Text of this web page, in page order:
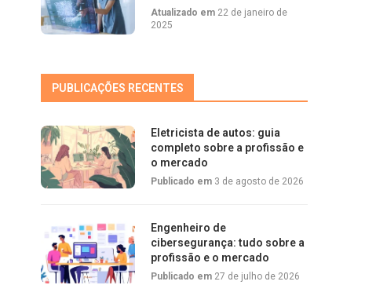
Atualizado em 22 de janeiro de
2025
PUBLICAÇÕES RECENTES
Eletricista de autos: guia
completo sobre a profissão e
o mercado
Publicado em 3 de agosto de 2026
Engenheiro de
cibersegurança: tudo sobre a
profissão e o mercado
Publicado em 27 de julho de 2026